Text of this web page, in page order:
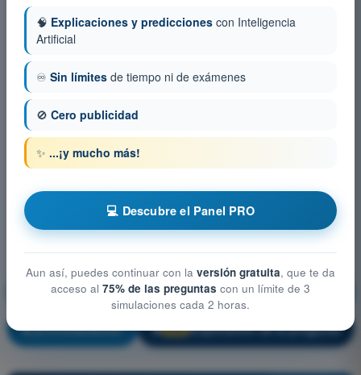
Conocimiento general de la aeronave
¡Entrenamiento! 🔒 PRO Explicación de la pregunta
🧠 Explicaciones y predicciones con Inteligencia
Artificial
♾️ Sin límites de tiempo ni de exámenes
🚫 Cero publicidad
✨ ...¡y mucho más!
💻 Descubre el Panel PRO
Aun así, puedes continuar con la versión gratuita, que te da
acceso al 75% de las preguntas con un límite de 3
simulaciones cada 2 horas.